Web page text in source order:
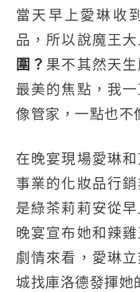
當天早上愛琳收
品，所以說魔王
圍？ 果不其然天
最美的焦點，我
像管家，一點也不
在晚宴現場愛琳
事業的化妝品行
是綠茶莉莉安從
晚宴宣布她和辣
劇情來看，愛琳
城找庫洛德發揮她